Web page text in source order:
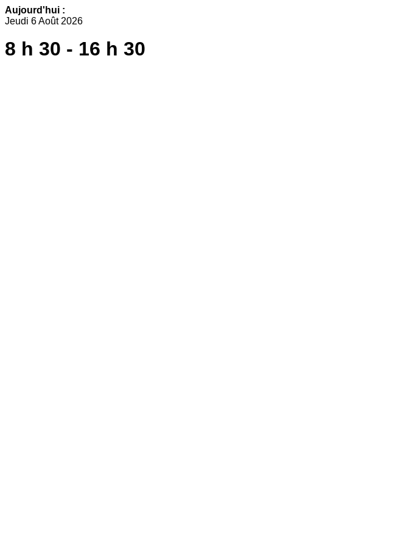
Aujourd'hui :
Jeudi 6 Août 2026
8 h 30 - 16 h 30